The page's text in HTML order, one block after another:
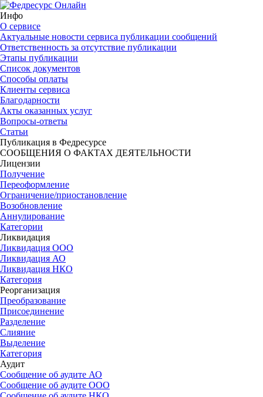
Инфо
О сервисе
Актуальные новости сервиса публикации сообщений
Ответственность за отсутствие публикации
Этапы публикации
Список документов
Способы оплаты
Клиенты сервиса
Благодарности
Акты оказанных услуг
Вопросы-ответы
Статьи
Публикация в Федресурсе
СООБЩЕНИЯ О ФАКТАХ ДЕЯТЕЛЬНОСТИ
Лицензии
Получение
Переоформление
Ограничение/приостановление
Возобновление
Аннулирование
Категории
Ликвидация
Ликвидация ООО
Ликвидация АО
Ликвидация НКО
Категория
Реорганизация
Преобразование
Присоединение
Разделение
Слияние
Выделение
Категория
Аудит
Сообщение об аудите АО
Сообщение об аудите OOO